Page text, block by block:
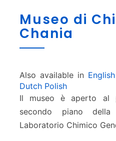
i
i
Museo di
Chania
Also available in English
Dutch Polish
Il museo è aperto al
secondo piano
Laboratorio Chimico